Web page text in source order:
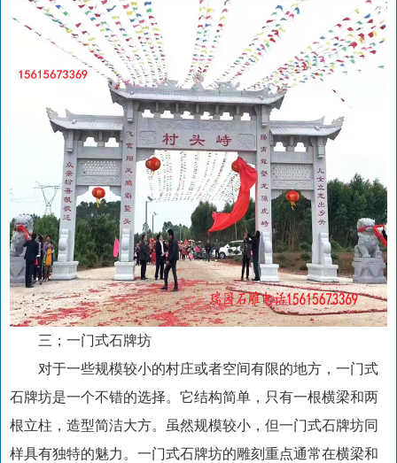
三；一门式石牌坊
对于一些规模较小的村庄或者空间有限的地方，一门式
石牌坊是一个不错的选择。它结构简单，只有一根横梁和两
根立柱，造型简洁大方。虽然规模较小，但一门式石牌坊同
样具有独特的魅力。一门式石牌坊的雕刻重点通常在横梁和